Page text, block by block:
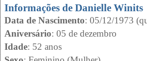
Informações de Danielle Winits
Data de Nascimento: 05/12/1973
Aniversário: 05 de dezembro
Idade: 52 anos